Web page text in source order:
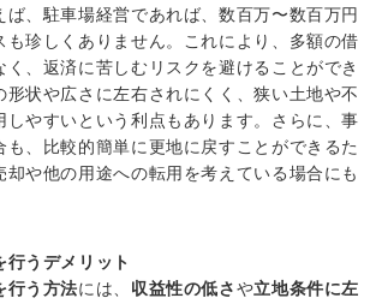
ば、駐車場経営であれば、数百万〜数百万円
も珍しくありません。これにより、多額の借
、返済に苦しむリスクを避けることができ
形状や広さに左右されにくく、狭い土地や不
しやすいという利点もあります。さらに、事
も、比較的簡単に更地に戻すことができるた
却や他の用途への転用を考えている場合にも
行うデメリット
行う方法には、 収益性の低さや立地条件に左